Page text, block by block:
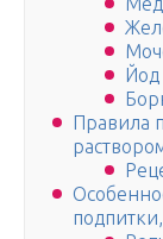
Йод
Правила